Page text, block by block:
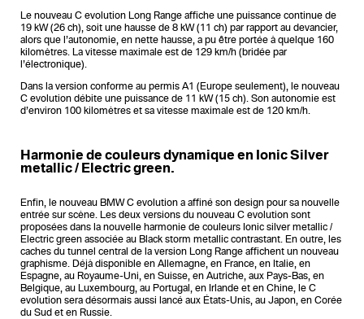
Le nouveau C evolution Long Range affiche une puissance continue de
19 kW (26 ch), soit une hausse de 8 kW (11 ch) par rapport au devancier,
alors que l’autonomie, en nette hausse, a pu être portée à quelque 160
kilomètres. La vitesse maximale est de 129 km/h (bridée par
l’électronique).
Dans la version conforme au permis A1 (Europe seulement), le nouveau
C evolution débite une puissance de 11 kW (15 ch). Son autonomie est
d’environ 100 kilomètres et sa vitesse maximale est de 120 km/h.
Harmonie de couleurs dynamique en Ionic Silver
metallic / Electric green.
Enfin, le nouveau BMW C evolution a affiné son design pour sa nouvelle
entrée sur scène. Les deux versions du nouveau C evolution sont
proposées dans la nouvelle harmonie de couleurs Ionic silver metallic /
Electric green associée au Black storm metallic contrastant. En outre, les
caches du tunnel central de la version Long Range affichent un nouveau
graphisme. Déjà disponible en Allemagne, en France, en Italie, en
Espagne, au Royaume-Uni, en Suisse, en Autriche, aux Pays-Bas, en
Belgique, au Luxembourg, au Portugal, en Irlande et en Chine, le C
evolution sera désormais aussi lancé aux États-Unis, au Japon, en Corée
du Sud et en Russie.